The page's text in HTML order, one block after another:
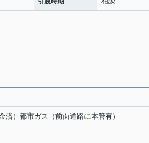
）都市ガス（前面道路に本管有）